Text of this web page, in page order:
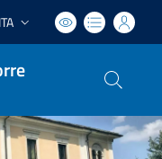
Lingua attiva:
ITA